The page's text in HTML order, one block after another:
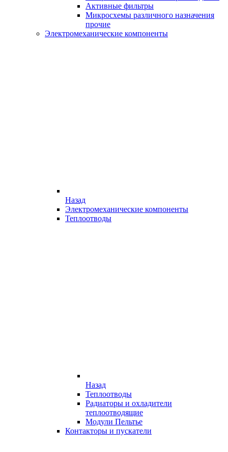
Активные фильтры
Микросхемы различного назначения
прочие
Электромеханические компоненты
Назад
Электромеханические компоненты
Теплоотводы
Назад
Теплоотводы
Радиаторы и охладители
теплоотводящие
Модули Пельтье
Контакторы и пускатели